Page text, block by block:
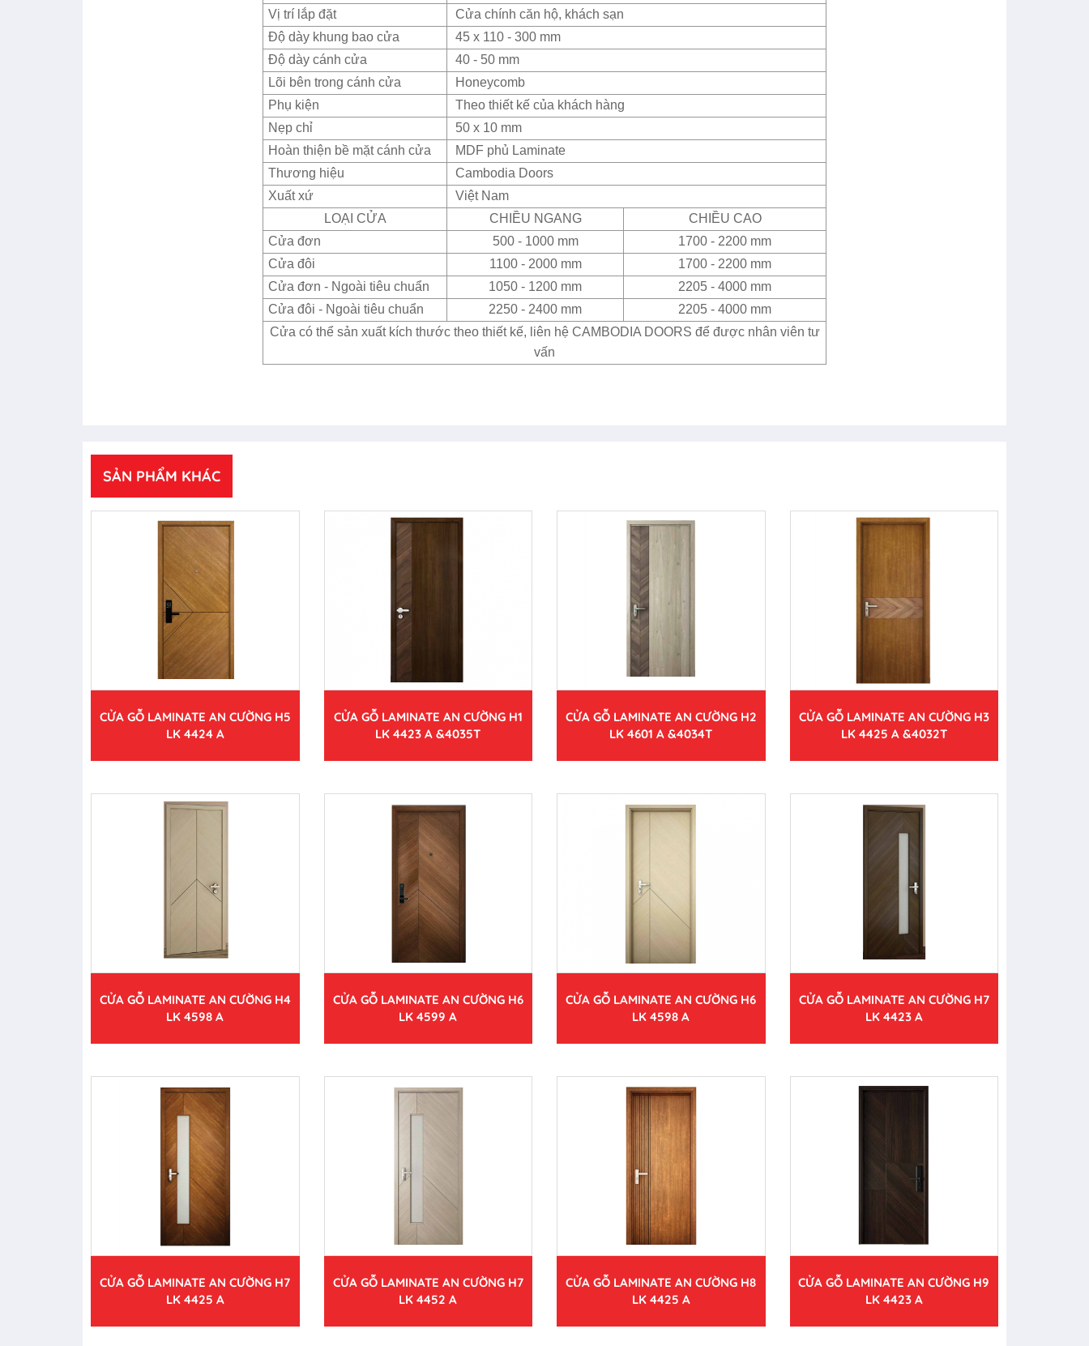
Vị trí lắp đặt
Cửa chính căn hộ, khách sạn
Độ dày khung bao cửa
45 x 110 - 300 mm
Độ dày cánh cửa
40 - 50 mm
Lõi bên trong cánh cửa
Honeycomb
Phụ kiện
Theo thiết kế của khách hàng
Nẹp chỉ
50 x 10 mm
Hoàn thiện bề mặt cánh cửa
MDF phủ Laminate
Thương hiệu
Cambodia Doors
Xuất xứ
Việt Nam
LOẠI CỬA
CHIỀU NGANG
CHIỀU CAO
Cửa đơn
500 - 1000 mm
1700 - 2200 mm
Cửa đôi
1100 - 2000 mm
1700 - 2200 mm
Cửa đơn - Ngoài tiêu chuẩn
1050 - 1200 mm
2205 - 4000 mm
Cửa đôi - Ngoài tiêu chuẩn
2250 - 2400 mm
2205 - 4000 mm
Cửa có thể sản xuất kích thước theo thiết kế, liên hệ CAMBODIA DOORS để được nhân viên tư
vấn
SẢN PHẨM KHÁC
CỬA GỖ LAMINATE AN CƯỜNG H5
LK 4424 A
CỬA GỖ LAMINATE AN CƯỜNG H1
LK 4423 A &4035T
CỬA GỖ LAMINATE AN CƯỜNG H2
LK 4601 A &4034T
CỬA GỖ LAMINATE AN CƯỜNG H3
LK 4425 A &4032T
CỬA GỖ LAMINATE AN CƯỜNG H4
LK 4598 A
CỬA GỖ LAMINATE AN CƯỜNG H6
LK 4599 A
CỬA GỖ LAMINATE AN CƯỜNG H6
LK 4598 A
CỬA GỖ LAMINATE AN CƯỜNG H7
LK 4423 A
CỬA GỖ LAMINATE AN CƯỜNG H7
LK 4425 A
CỬA GỖ LAMINATE AN CƯỜNG H7
LK 4452 A
CỬA GỖ LAMINATE AN CƯỜNG H8
LK 4425 A
CỬA GỖ LAMINATE AN CƯỜNG H9
LK 4423 A